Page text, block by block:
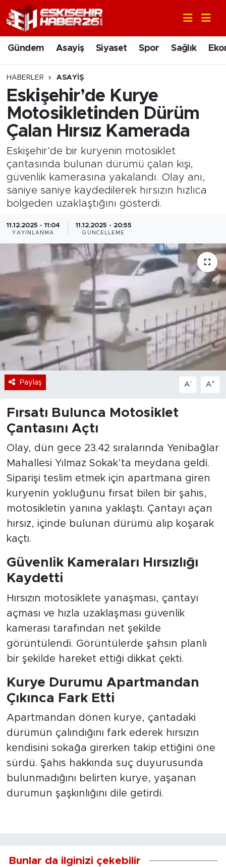
Gündem Asayiş Siyaset Spor Sağlık
HABERLER ASAYIŞ
Eskişehir’de Kurye
Motosikletinden Dürüm
Çalan Hırsız Kamerada
Eskişehir’de bir kuryenin motosiklet
çantasında bulunan dürümü çalan kişi,
güvenlik kamerasına yakalandı. Olay anı,
saniye saniye kaydedilerek hırsızın hızlıca
bölgeden uzaklaştığını gösterdi.
11.12.2025 - 11:04
YAYINLANMA
11.12.2025 - 20:55
GÜNCELLEME
Paylaş A- A+
Fırsatı Bulunca Motosiklet
Çantasını Açtı
Olay, dün gece 23.42 sıralarında Yenibağlar
Mahallesi Yılmaz Sokak’ta meydana geldi.
Siparişi teslim etmek için apartmana giren
kuryenin yokluğunu fırsat bilen bir şahıs,
motosikletin yanına yaklaştı. Çantayı açan
hırsız, içinde bulunan dürümü alıp koşarak
kaçtı.
Güvenlik Kameraları Hırsızlığı
Kaydetti
Hırsızın motosiklete yanaşması, çantayı
açması ve hızla uzaklaşması güvenlik
kamerası tarafından net şekilde
görüntülendi. Görüntülerde şahsın planlı
bir şekilde hareket ettiği dikkat çekti.
Kurye Durumu Apartmandan
Çıkınca Fark Etti
Apartmandan dönen kurye, çantadaki
dürümün çalındığını fark ederek hırsızın
kendisini sokağa girerken takip ettiğini öne
sürdü. Şahıs hakkında suç duyurusunda
bulunmadığını belirten kurye, yaşanan
durumun şaşkınlığını dile getirdi.
Bunlar da ilginizi çekebilir
Gündem
Asayiş
Siyaset
Spor
Ekonomi
Eğitim
Bölge
Teknoloji
Dünya
Sektör
Nöbetçi Eczaneler
Hava Durumu
Trafik Durumu
Süper Lig Puan Durumu ve Fikstür
Son Dakika Haberleri
Haber Arşivi